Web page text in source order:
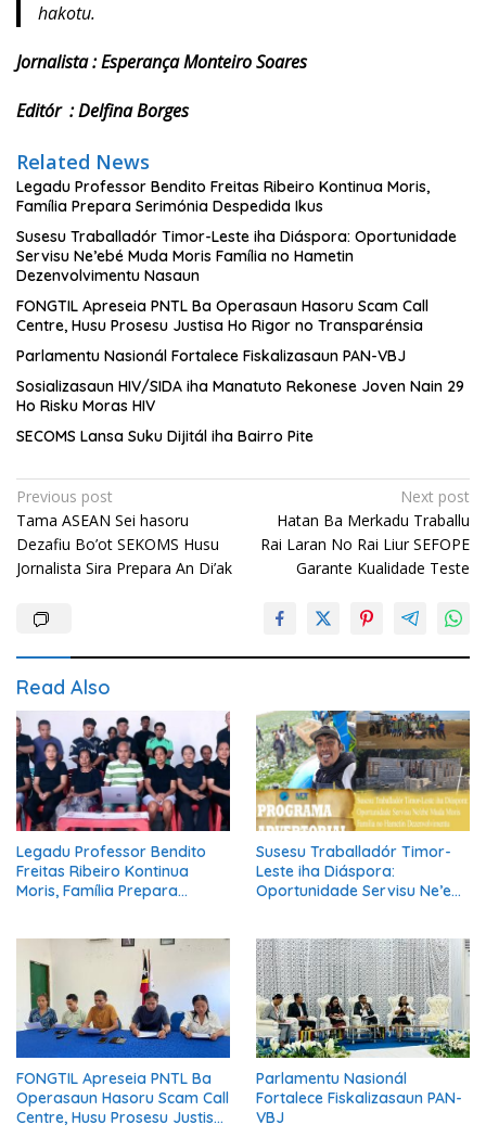
hakotu.
Jornalista : Esperança Monteiro Soares
Editór : Delfina Borges
Related News
Legadu Professor Bendito Freitas Ribeiro Kontinua Moris,
Família Prepara Serimónia Despedida Ikus
Susesu Traballadór Timor-Leste iha Diáspora: Oportunidade
Servisu Ne’ebé Muda Moris Família no Hametin
Dezenvolvimentu Nasaun
FONGTIL Apreseia PNTL Ba Operasaun Hasoru Scam Call
Centre, Husu Prosesu Justisa Ho Rigor no Transparénsia
Parlamentu Nasionál Fortalece Fiskalizasaun PAN-VBJ
Sosializasaun HIV/SIDA iha Manatuto Rekonese Joven Nain 29
Ho Risku Moras HIV
SECOMS Lansa Suku Dijitál iha Bairro Pite
Post
navigation
Previous post
Tama ASEAN Sei hasoru
Dezafiu Bo’ot SEKOMS Husu
Jornalista Sira Prepara An Di’ak
Next post
Hatan Ba Merkadu Traballu
Rai Laran No Rai Liur SEFOPE
Garante Kualidade Teste
Read Also
Legadu Professor Bendito
Freitas Ribeiro Kontinua
Moris, Família Prepara
Susesu Traballadór Timor-
Leste iha Diáspora:
Oportunidade Servisu Ne’ebé
Nasaun
FONGTIL Apreseia PNTL Ba
Operasaun Hasoru Scam Call
Centre, Husu Prosesu Justisa
Parlamentu Nasionál
Fortalece Fiskalizasaun PAN-
VBJ